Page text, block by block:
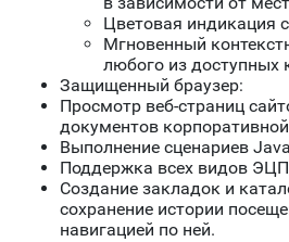
Цветовая индикация
Мгновенный
любого из доступных
Защищенный браузер:
Просмотр веб-страниц
документов
Выполнение сценариев
Поддержка всех видов
Создание закладок и
сохранение истории
навигацией по ней.